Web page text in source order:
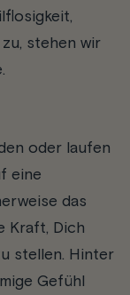
stehen wir
oder laufen
eine
das
Kraft, Dich
stellen. Hinter
Gefühl